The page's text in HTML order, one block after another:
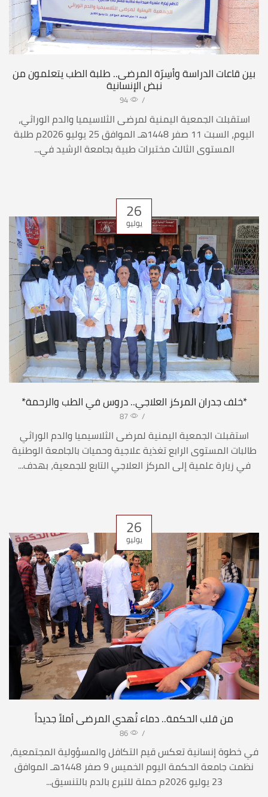
بين قاعات الدراسة وأسِرّة المرضى.. طلبة الطب يتعلمون من
نبض الإنسانية
/
94
استقبلت الجمعية اليمنية لمرضى الثلاسيميا والدم الوراثي،
اليوم، السبت 11 صفر 1448هـ الموافق 25 يوليو 2026م طلبة
المستوى الثالث مختبرات طبية بجامعة الرشيد في...
26
يوليو
*خلف جدران المركز العلاجي.. دروس في الطب والرحمة*
/
87
استقبلت الجمعية اليمنية لمرضى الثلاسيميا والدم الوراثي
طالبات المستوى الرابع تغذية علاجية وحميات بالجامعة الوطنية
في زيارة علمية إلى المركز العلاجي التابع للجمعية، بهدف...
26
يوليو
من قلب الحكمة.. دماء تُهدي المرضى أملاً جديداً
/
86
في خطوة إنسانية تعكس قيم التكافل والمسؤولية المجتمعية،
نظمت جامعة الحكمة اليوم الخميس 9 صفر 1448هـ الموافق
23 يوليو 2026م حملة للتبرع بالدم بالتنسيق...